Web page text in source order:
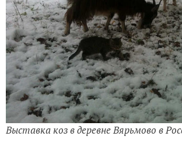
Выставка коз в деревне Вярьмово в